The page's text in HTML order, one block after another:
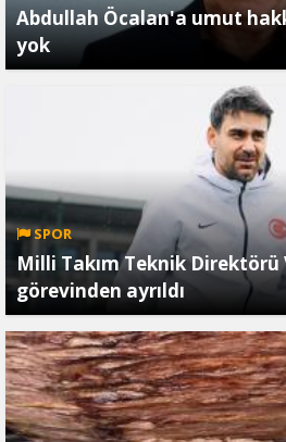
Abdullah Öcalan'a umut
yok
SPOR
Milli Takım Teknik Direktörü
görevinden ayrıldı